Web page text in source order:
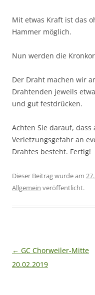
Mit etwas Kraft ist das
Hammer möglich.
Nun werden die
Der Draht machen wir
Drahtenden jeweils
und gut festdrücken.
Achten Sie darauf,
Verletzungsgefahr an
Drahtes besteht. Fertig!
Dieser Beitrag wurde am
Allgemein veröffentlicht.
Beitragsnavigation
← GC Chorweiler-Mitte
20.02.2019